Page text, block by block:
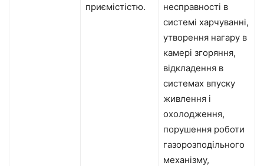
приємістістю.
несправності в
системі харчуванні,
утворення нагару в
камері згоряння,
відкладення в
системах впуску
живлення і
охолодження,
порушення роботи
газорозподільного
механізму,